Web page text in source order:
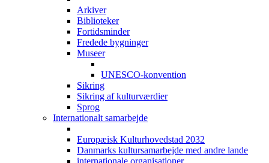
Arkiver
Biblioteker
Fortidsminder
Fredede bygninger
Museer
UNESCO-konvention
Sikring
Sikring af kulturværdier
Sprog
Internationalt samarbejde
Europæisk Kulturhovedstad 2032
Danmarks kultursamarbejde med andre lande
internationale organisationer